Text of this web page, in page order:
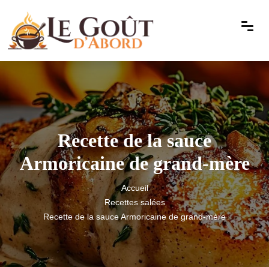
Recette de la sauce
Armoricaine de grand-mère
Accueil
Recettes salées
Recette de la sauce Armoricaine de grand-mère